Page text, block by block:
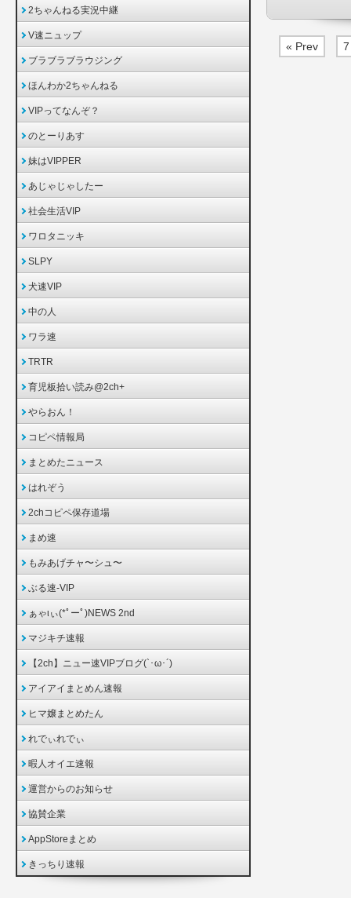
« Prev 7
2ちゃんねる実況中継
V速ニュップ
ブラブラブラウジング
ほんわか2ちゃんねる
VIPってなんぞ？
のとーりあす
妹はVIPPER
あじゃじゃしたー
社会生活VIP
ワロタニッキ
SLPY
犬速VIP
中の人
ワラ速
TRTR
育児板拾い読み@2ch+
やらおん！
コピペ情報局
まとめたニュース
はれぞう
2chコピペ保存道場
まめ速
もみあげチャ〜シュ〜
ぶる速-VIP
ぁゃιぃ(*ﾟーﾟ)NEWS 2nd
マジキチ速報
【2ch】ニュー速VIPブログ(`･ω･´)
アイアイまとめん速報
ヒマ嬢まとめたん
れでぃれでぃ
暇人オイエ速報
運営からのお知らせ
協賛企業
AppStoreまとめ
きっちり速報